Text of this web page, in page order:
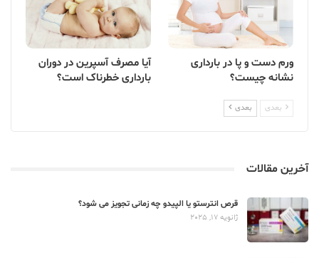
ورم دست و پا در بارداری
نشانه چیست؟
آیا مصرف آسپرین در دوران
بارداری خطرناک است؟
بعدی بعدی
آخرین مقالات
قرص انترستو یا الپیدو چه زمانی تجویز می شود؟
ژانویه 17, 2025